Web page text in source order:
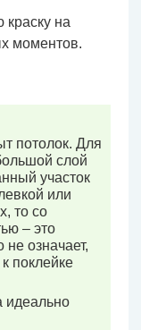
краску на
моментов.
потолок. Для
слой
участок
или
то со
– это
означает,
к поклейке
идеально